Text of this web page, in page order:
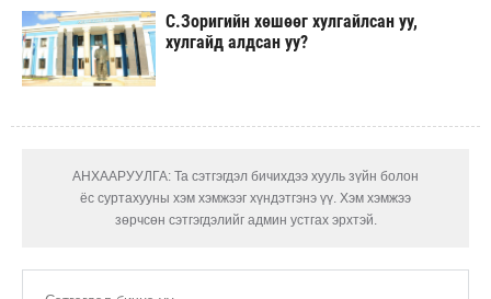
С.Зоригийн хөшөөг хулгайлсан уу,
хулгайд алдсан уу?
АНХААРУУЛГА: Та сэтгэгдэл бичихдээ хууль зүйн болон
ёс суртахууны хэм хэмжээг хүндэтгэнэ үү. Хэм хэмжээ
зөрчсөн сэтгэгдэлийг админ устгах эрхтэй.